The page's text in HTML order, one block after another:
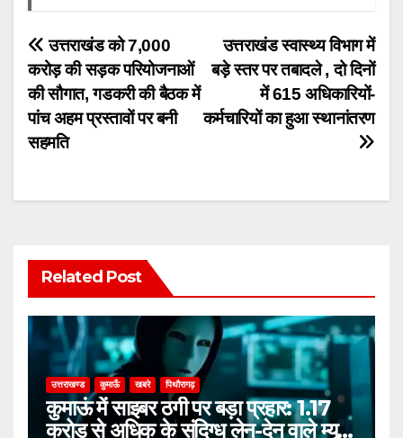
Post
navigation
उत्तराखंड स्वास्थ्य विभाग में
बड़े स्तर पर तबादले , दो दिनों
में 615 अधिकारियों-
कर्मचारियों का हुआ स्थानांतरण
उत्तराखंड को 7,000
करोड़ की सड़क परियोजनाओं
की सौगात, गडकरी की बैठक में
पांच अहम प्रस्तावों पर बनी
सहमति
Related Post
उत्तराखण्ड कुमाऊँ खबरे पिथौरागढ़
कुमाऊं में साइबर ठगी पर बड़ा प्रहार: 1.17
करोड़ से अधिक के संदिग्ध लेन-देन वाले म्यूल